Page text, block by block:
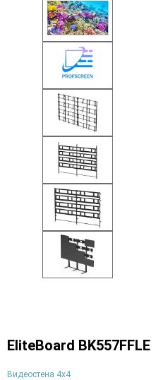
EliteBoard BK557FFLE
Видеостена 4х4